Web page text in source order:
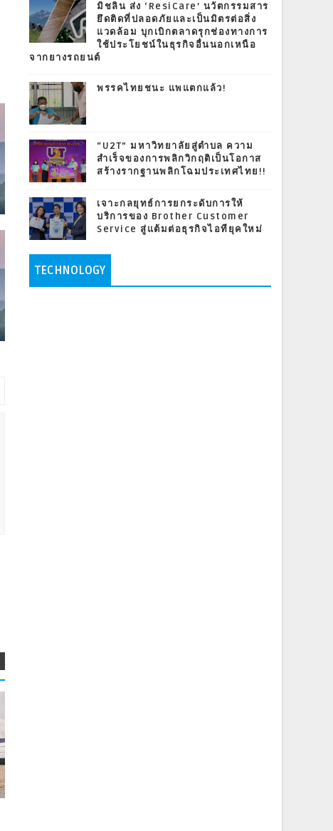
มิชลิน ส่ง ‘ResiCare’ นวัตกรรมสาร
ยึดติดที่ปลอดภัยและเป็นมิตรต่อสิ่ง
แวดล้อม บุกเบิกตลาดรุกช่องทางการ
ใช้ประโยชน์ในธุรกิจอื่นนอกเหนือ
จากยางรถยนต์
พรรคไทยชนะ แพแตกแล้ว!
“U2T” มหาวิทยาลัยสู่ตำบล ความ
สำเร็จของการพลิกวิกฤติเป็นโอกาส
สร้างรากฐานพลิกโฉมประเทศไทย!!
เจาะกลยุทธ์การยกระดับการให้
บริการของ Brother Customer
Service สู่แต้มต่อธุรกิจไอทียุคใหม่
TECHNOLOGY